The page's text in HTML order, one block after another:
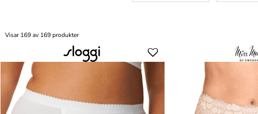
Visar 169 av 169 produkter